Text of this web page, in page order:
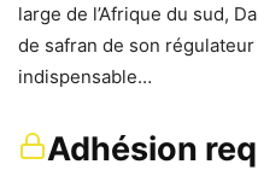
large de l’Afrique du sud,
de safran de son régulateur
indispensable…
Adhésion